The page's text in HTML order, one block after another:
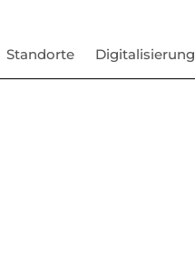
Standorte Digitalisierung